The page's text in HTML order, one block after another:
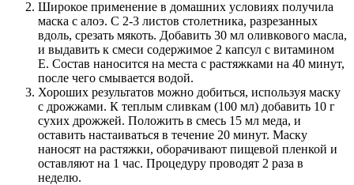
Широкое применение в домашних условиях получила
маска с алоэ. С 2-3 листов столетника, разрезанных
вдоль, срезать мякоть. Добавить 30 мл оливкового масла,
и выдавить к смеси содержимое 2 капсул с витамином
Е. Состав наносится на места с растяжками на 40 минут,
после чего смывается водой.
Хороших результатов можно добиться, используя маску
с дрожжами. К теплым сливкам (100 мл) добавить 10 г
сухих дрожжей. Положить в смесь 15 мл меда, и
оставить настаиваться в течение 20 минут. Маску
наносят на растяжки, оборачивают пищевой пленкой и
оставляют на 1 час. Процедуру проводят 2 раза в
неделю.